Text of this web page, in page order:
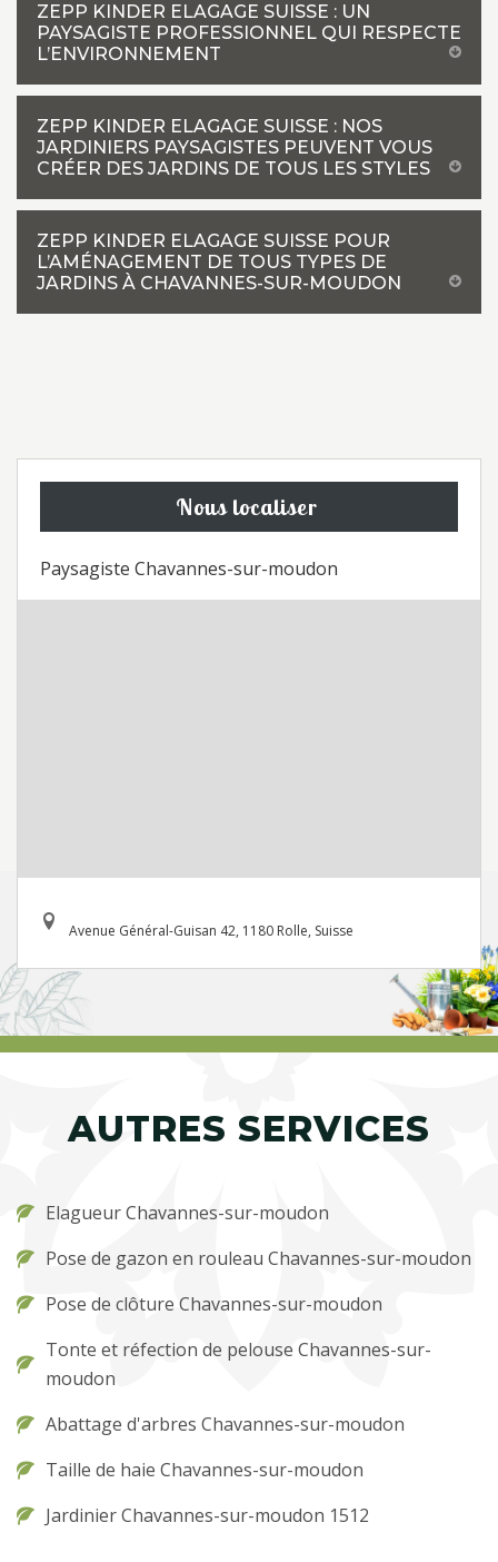
ZEPP KINDER ELAGAGE SUISSE : UN
PAYSAGISTE PROFESSIONNEL QUI RESPECTE
L’ENVIRONNEMENT
ZEPP KINDER ELAGAGE SUISSE : NOS
JARDINIERS PAYSAGISTES PEUVENT VOUS
CRÉER DES JARDINS DE TOUS LES STYLES
ZEPP KINDER ELAGAGE SUISSE POUR
L’AMÉNAGEMENT DE TOUS TYPES DE
JARDINS À CHAVANNES-SUR-MOUDON
Nous localiser
Paysagiste Chavannes-sur-moudon
Avenue Général-Guisan 42, 1180 Rolle, Suisse
AUTRES SERVICES
Elagueur Chavannes-sur-moudon
Pose de gazon en rouleau Chavannes-sur-moudon
Pose de clôture Chavannes-sur-moudon
Tonte et réfection de pelouse Chavannes-sur-
moudon
Abattage d'arbres Chavannes-sur-moudon
Taille de haie Chavannes-sur-moudon
Jardinier Chavannes-sur-moudon 1512